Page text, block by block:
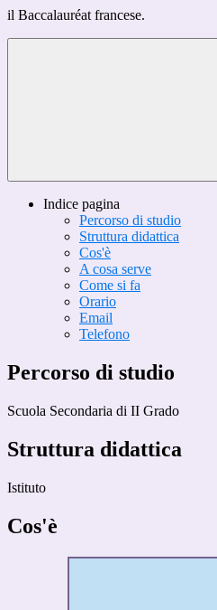
il Baccalauréat francese.
Indice pagina
Percorso di studio
Struttura didattica
Cos'è
A cosa serve
Come si fa
Orario
Email
Telefono
Percorso di studio
Scuola Secondaria di II Grado
Struttura didattica
Istituto
Cos'è